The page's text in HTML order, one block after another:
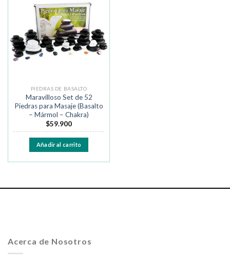
Añadir
a la
lista de
deseos
PIEDRAS DE BASALTO
Maravilloso Set de 52
Piedras para Masaje (Basalto
– Mármol – Chakra)
$59.900
Añadir al carrito
Acerca de Nosotros